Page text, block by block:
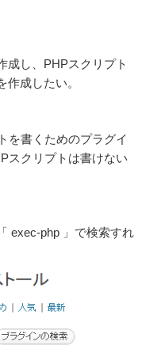
成し、PHPスクリプト
成したい。
を書くためのプラグイ
スクリプトは書けない
exec-php 」で検索すれ